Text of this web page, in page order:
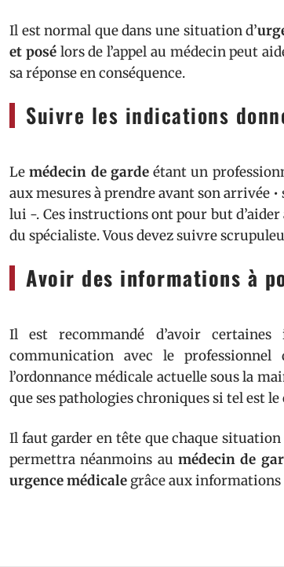
Il est normal que dans une situation d’
et posélors de l’appel au médecin peut
sa réponse en conséquence.
Suivre les indications
Lemédecin de gardeétant un
aux mesures à prendre avant son arrivée •
lui -. Ces instructions ont pour but
du spécialiste. Vous devez suivre
Avoir des informations à
Il est recommandé d’avoir
communication avec le
l’ordonnance médicale actuelle sous la
que ses pathologies chroniques si tel est le
Il faut garder en tête que chaque
permettra néanmoins aumédecin de
urgence médicale grâce aux